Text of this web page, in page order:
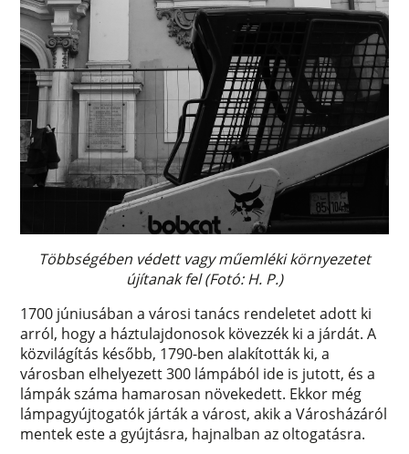
Többségében védett vagy műemléki környezetet
újítanak fel (Fotó: H. P.)
1700 júniusában a városi tanács rendeletet adott ki
arról, hogy a háztulajdonosok kövezzék ki a járdát. A
közvilágítás később, 1790-ben alakították ki, a
városban elhelyezett 300 lámpából ide is jutott, és a
lámpák száma hamarosan növekedett. Ekkor még
lámpagyújtogatók járták a várost, akik a Városházáról
mentek este a gyújtásra, hajnalban az oltogatásra.